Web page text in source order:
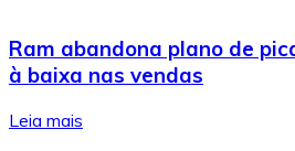
Ram abandona plano de
à baixa nas vendas
Leia mais